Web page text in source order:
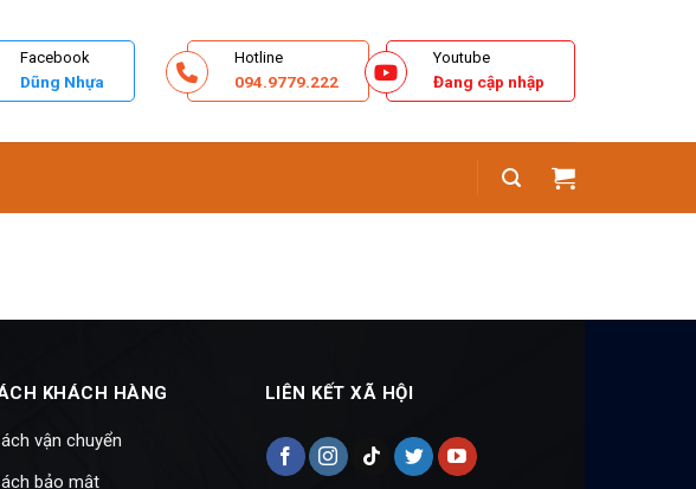
Facebook
Dũng Nhựa
Hotline
094.9779.222
Youtube
Đang cập nhập
KHÁCH HÀNG
vận chuyển
bảo mật
LIÊN KẾT XÃ HỘI